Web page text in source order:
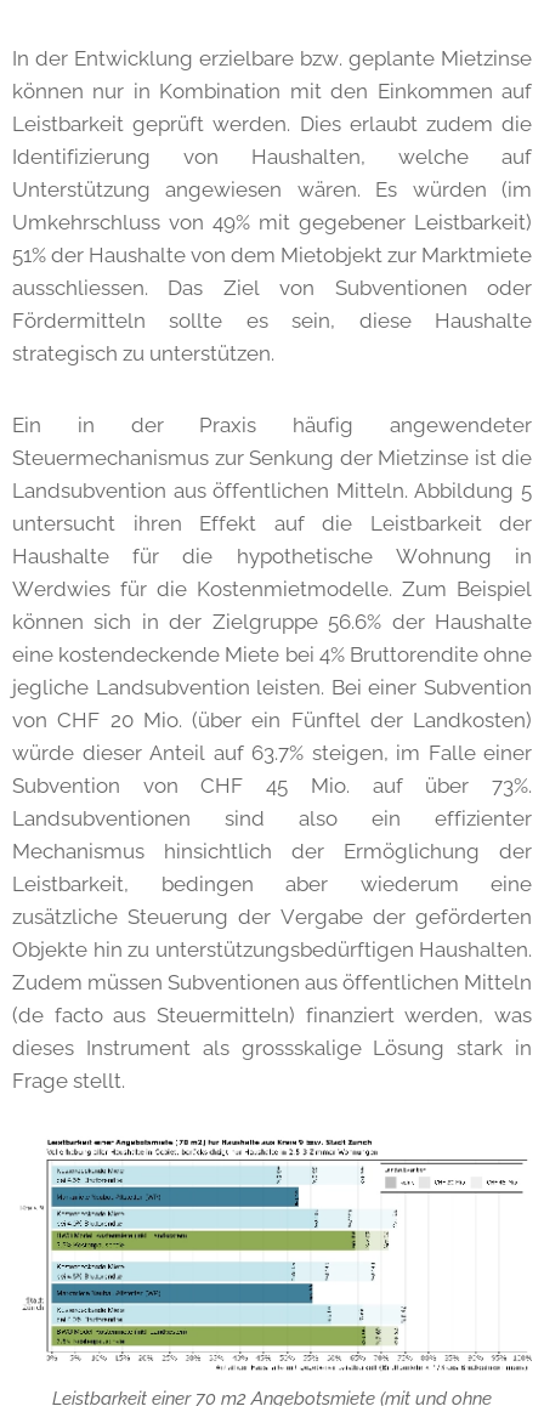
In der Entwicklung erzielbare bzw. geplante Mietzinse
können nur in Kombination mit den Einkommen auf
Leistbarkeit geprüft werden. Dies erlaubt zudem die
Identifizierung von Haushalten, welche auf
Unterstützung angewiesen wären. Es würden (im
Umkehrschluss von 49% mit gegebener Leistbarkeit)
51% der Haushalte von dem Mietobjekt zur Marktmiete
ausschliessen. Das Ziel von Subventionen oder
Fördermitteln sollte es sein, diese Haushalte
strategisch zu unterstützen.
Ein in der Praxis häufig angewendeter
Steuermechanismus zur Senkung der Mietzinse ist die
Landsubvention aus öffentlichen Mitteln. Abbildung 5
untersucht ihren Effekt auf die Leistbarkeit der
Haushalte für die hypothetische Wohnung in
Werdwies für die Kostenmietmodelle. Zum Beispiel
können sich in der Zielgruppe 56.6% der Haushalte
eine kostendeckende Miete bei 4% Bruttorendite ohne
jegliche Landsubvention leisten. Bei einer Subvention
von CHF 20 Mio. (über ein Fünftel der Landkosten)
würde dieser Anteil auf 63.7% steigen, im Falle einer
Subvention von CHF 45 Mio. auf über 73%.
Landsubventionen sind also ein effizienter
Mechanismus hinsichtlich der Ermöglichung der
Leistbarkeit, bedingen aber wiederum eine
zusätzliche Steuerung der Vergabe der geförderten
Objekte hin zu unterstützungsbedürftigen Haushalten.
Zudem müssen Subventionen aus öffentlichen Mitteln
(de facto aus Steuermitteln) finanziert werden, was
dieses Instrument als grossskalige Lösung stark in
Frage stellt.
Leistbarkeit einer 70 m2 Angebotsmiete (mit und ohne